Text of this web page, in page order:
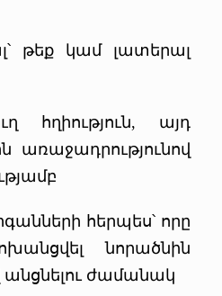
թեք կամ լատերալ
հղիություն, այդ
առաջադրությունով
հերպես՝ որը
նորածնին
անցնելու ժամանակ